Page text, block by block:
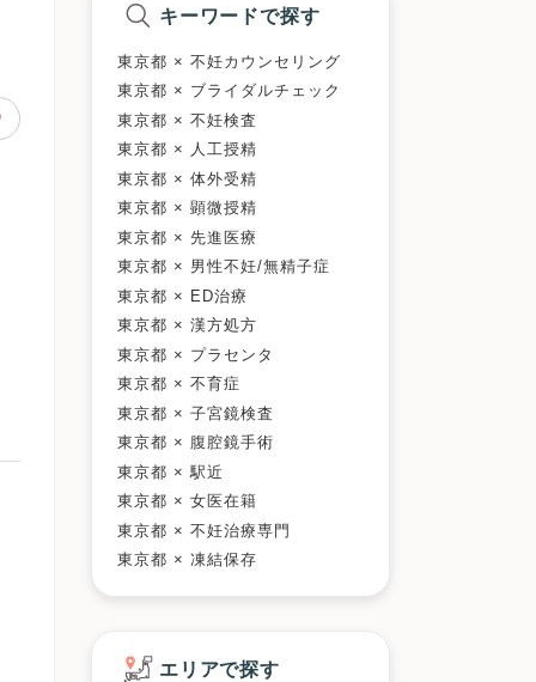
キーワードで探す
東京都 × 不妊カウンセリング
東京都 × ブライダルチェック
東京都 × 不妊検査
東京都 × 人工授精
東京都 × 体外受精
東京都 × 顕微授精
東京都 × 先進医療
東京都 × 男性不妊/無精子症
東京都 × ED治療
東京都 × 漢方処方
東京都 × プラセンタ
東京都 × 不育症
東京都 × 子宮鏡検査
東京都 × 腹腔鏡手術
東京都 × 駅近
東京都 × 女医在籍
東京都 × 不妊治療専門
東京都 × 凍結保存
エリアで探す